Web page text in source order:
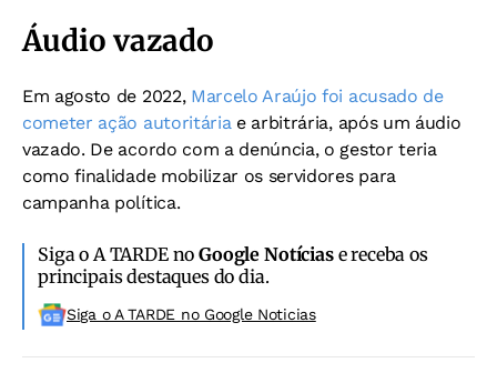
Áudio vazado
Em agosto de 2022, Marcelo Araújo foi acusado de
cometer ação autoritáriae arbitrária, após um áudio
vazado. De acordo com a denúncia, o gestor teria
como finalidade mobilizar os servidores para
campanha política.
Siga o A TARDE noGoogle Notíciase receba os
principais destaques do dia.
Siga o A TARDE no Google Noticias